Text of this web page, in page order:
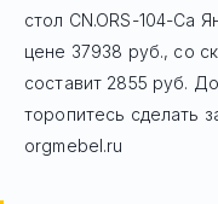
стол CN.ORS-104-Са
цене 37938 руб., со
составит 2855 руб.
торопитесь сделать
orgmebel.ru